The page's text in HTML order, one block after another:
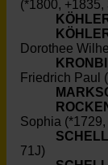
(*1800, +1835,
Dorothee
Friedrich Paul
Sophia
71J)